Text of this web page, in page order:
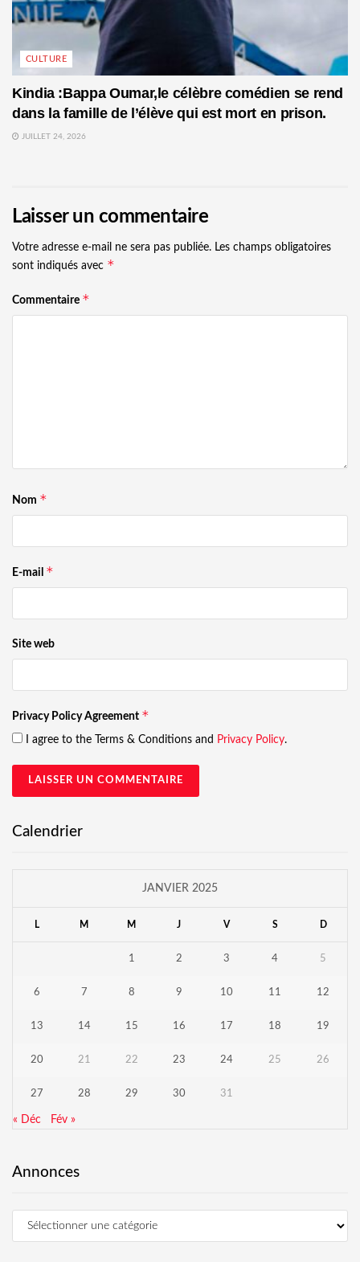
CULTURE
Kindia :Bappa Oumar,le célèbre comédien se rend
dans la famille de l’élève qui est mort en prison.
JUILLET 24, 2026
Laisser un commentaire
Votre adresse e-mail ne sera pas publiée. Les champs obligatoires
sont indiqués avec *
Commentaire *
Nom *
E-mail *
Site web
Privacy Policy Agreement *
I agree to the Terms & Conditions and Privacy Policy.
Calendrier
JANVIER 2025
L M M J V S D
1 2 3 4 5
6 7 8 9 10 11 12
13 14 15 16 17 18 19
20 21 22 23 24 25 26
27 28 29 30 31
« Déc Fév »
Annonces